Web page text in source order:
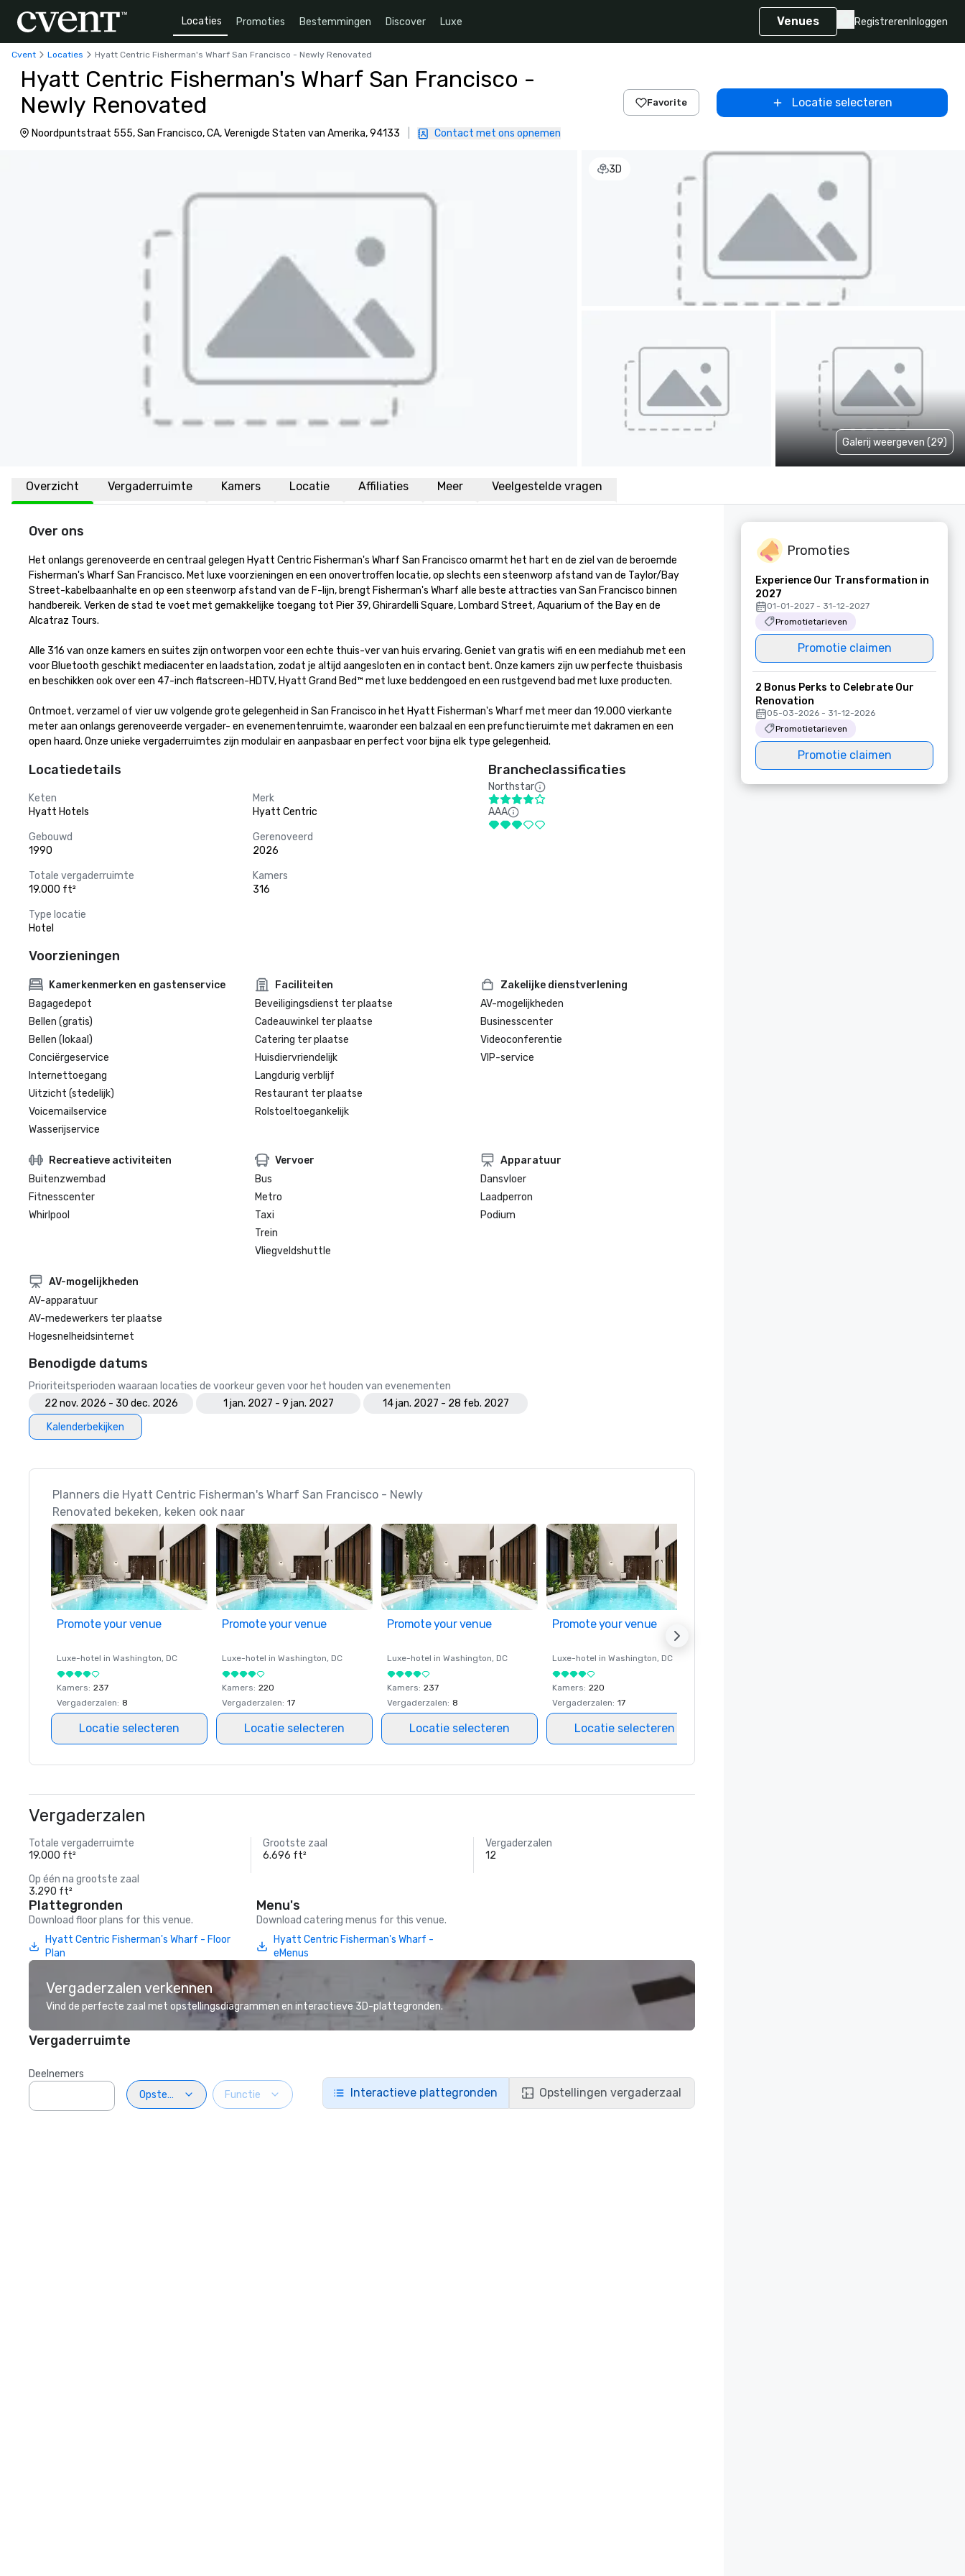
Locaties Promoties Bestemmingen Discover Luxe Venues Registreren Inloggen
Cvent Locaties Hyatt Centric Fisherman's Wharf San Francisco - Newly Renovated
Hyatt Centric Fisherman's Wharf San Francisco -
Newly Renovated
Noordpuntstraat 555, San Francisco, CA, Verenigde Staten van Amerika, 94133 Contact met ons opnemen
Favorite Locatie selecteren
3D
Galerij weergeven (29)
Overzicht Vergaderruimte Kamers Locatie Affiliaties Meer Veelgestelde vragen
Over ons
Het onlangs gerenoveerde en centraal gelegen Hyatt Centric Fisherman's Wharf San Francisco omarmt het hart en de ziel van de beroemde
Fisherman's Wharf San Francisco. Met luxe voorzieningen en een onovertroffen locatie, op slechts een steenworp afstand van de Taylor/Bay
Street-kabelbaanhalte en op een steenworp afstand van de F-lijn, brengt Fisherman's Wharf alle beste attracties van San Francisco binnen
handbereik. Verken de stad te voet met gemakkelijke toegang tot Pier 39, Ghirardelli Square, Lombard Street, Aquarium of the Bay en de
Alcatraz Tours.
Alle 316 van onze kamers en suites zijn ontworpen voor een echte thuis-ver van huis ervaring. Geniet van gratis wifi en een mediahub met een
voor Bluetooth geschikt mediacenter en laadstation, zodat je altijd aangesloten en in contact bent. Onze kamers zijn uw perfecte thuisbasis
en beschikken ook over een 47-inch flatscreen-HDTV, Hyatt Grand Bed™ met luxe beddengoed en een rustgevend bad met luxe producten.
Ontmoet, verzamel of vier uw volgende grote gelegenheid in San Francisco in het Hyatt Fisherman's Wharf met meer dan 19.000 vierkante
meter aan onlangs gerenoveerde vergader- en evenementenruimte, waaronder een balzaal en een prefunctieruimte met dakramen en een
open haard. Onze unieke vergaderruimtes zijn modulair en aanpasbaar en perfect voor bijna elk type gelegenheid.
Locatiedetails
Keten
Hyatt Hotels
Merk
Hyatt Centric
Gebouwd
1990
Gerenoveerd
2026
Totale vergaderruimte
19.000 ft²
Kamers
316
Type locatie
Hotel
Brancheclassificaties
Northstar
AAA
Voorzieningen
Kamerkenmerken en gastenservice
Bagagedepot
Bellen (gratis)
Bellen (lokaal)
Conciërgeservice
Internettoegang
Uitzicht (stedelijk)
Voicemailservice
Wasserijservice
Faciliteiten
Beveiligingsdienst ter plaatse
Cadeauwinkel ter plaatse
Catering ter plaatse
Huisdiervriendelijk
Langdurig verblijf
Restaurant ter plaatse
Rolstoeltoegankelijk
Zakelijke dienstverlening
AV-mogelijkheden
Businesscenter
Videoconferentie
VIP-service
Recreatieve activiteiten
Buitenzwembad
Fitnesscenter
Whirlpool
Vervoer
Bus
Metro
Taxi
Trein
Vliegveldshuttle
Apparatuur
Dansvloer
Laadperron
Podium
AV-mogelijkheden
AV-apparatuur
AV-medewerkers ter plaatse
Hogesnelheidsinternet
Benodigde datums
Prioriteitsperioden waaraan locaties de voorkeur geven voor het houden van evenementen
22 nov. 2026 - 30 dec. 2026
1 jan. 2027 - 9 jan. 2027
14 jan. 2027 - 28 feb. 2027
Kalenderbekijken
Planners die Hyatt Centric Fisherman's Wharf San Francisco - Newly
Renovated bekeken, keken ook naar
Promote your venue
Luxe-hotel in Washington, DC
Kamers: 237
Vergaderzalen: 8
Locatie selecteren
Promote your venue
Luxe-hotel in Washington, DC
Kamers: 220
Vergaderzalen: 17
Locatie selecteren
Promote your venue
Luxe-hotel in Washington, DC
Kamers: 237
Vergaderzalen: 8
Locatie selecteren
Promote your venue
Luxe-hotel in Washington, DC
Kamers: 220
Vergaderzalen: 17
Locatie selecteren
Vergaderzalen
Totale vergaderruimte
19.000 ft²
Grootste zaal
6.696 ft²
Vergaderzalen
12
Op één na grootste zaal
3.290 ft²
Plattegronden
Download floor plans for this venue.
Hyatt Centric Fisherman's Wharf - Floor
Plan
Menu's
Download catering menus for this venue.
Hyatt Centric Fisherman's Wharf -
eMenus
Vergaderzalen verkennen
Vind de perfecte zaal met opstellingsdiagrammen en interactieve 3D-plattegronden.
Vergaderruimte
Deelnemers
Opstelling
Functie Interactieve plattegronden Opstellingen vergaderzaal
Promoties
Experience Our Transformation in
2027
01-01-2027 - 31-12-2027
Promotietarieven
Promotie claimen
2 Bonus Perks to Celebrate Our
Renovation
05-03-2026 - 31-12-2026
Promotietarieven
Promotie claimen